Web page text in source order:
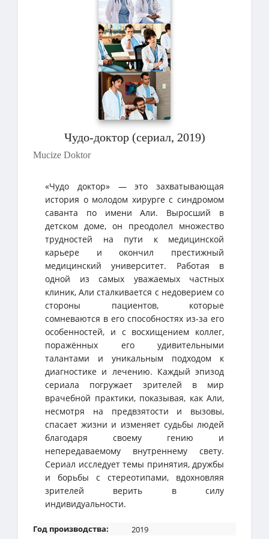
Чудо-доктор (сериал, 2019)
Mucize Doktor
«Чудо доктор» — это захватывающая
история о молодом хирурге с синдромом
саванта по имени Али. Выросший в
детском доме, он преодолел множество
трудностей на пути к медицинской
карьере и окончил престижный
медицинский университет. Работая в
одной из самых уважаемых частных
клиник, Али сталкивается с недоверием со
стороны пациентов, которые
сомневаются в его способностях из-за его
особенностей, и с восхищением коллег,
поражённых его удивительными
талантами и уникальным подходом к
диагностике и лечению. Каждый эпизод
сериала погружает зрителей в мир
врачебной практики, показывая, как Али,
несмотря на предвзятости и вызовы,
спасает жизни и изменяет судьбы людей
благодаря своему гению и
непередаваемому внутреннему свету.
Сериал исследует темы принятия, дружбы
и борьбы с стереотипами, вдохновляя
зрителей верить в силу
индивидуальности.
Год производства:
2019